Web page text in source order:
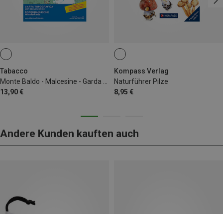
Tabacco
13,90 €
Kompass Verlag
Naturführer Pilze
8,95 €
Andere Kunden kauften auch